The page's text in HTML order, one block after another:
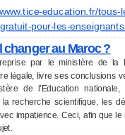
education.fr/tous-
gratuit-pour-les-
changer au Maroc ?
par le ministère de la
légale, livre ses conclusions
de l’Education
la recherche scientifique, les
impatience. Ceci, afin que